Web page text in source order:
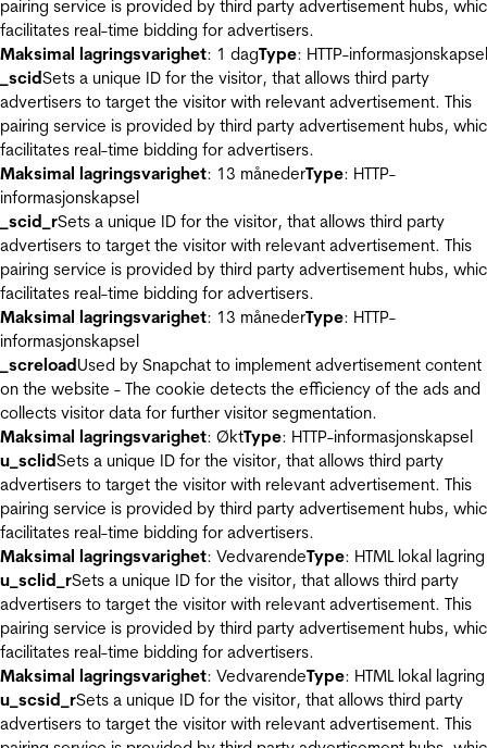
pairing service is provided by third party advertisement hubs,
facilitates real-time bidding for advertisers.
Maksimal lagringsvarighet: 1 dagType: HTTP-informasjonskapsel
_scidSets a unique ID for the visitor, that allows third party
advertisers to target the visitor with relevant advertisement. This
pairing service is provided by third party advertisement hubs,
facilitates real-time bidding for advertisers.
Maksimal lagringsvarighet: 13 månederType: HTTP-
informasjonskapsel
_scid_rSets a unique ID for the visitor, that allows third party
advertisers to target the visitor with relevant advertisement. This
pairing service is provided by third party advertisement hubs,
facilitates real-time bidding for advertisers.
Maksimal lagringsvarighet: 13 månederType: HTTP-
informasjonskapsel
_screloadUsed by Snapchat to implement advertisement content
on the website - The cookie detects the efficiency of the ads and
collects visitor data for further visitor segmentation.
Maksimal lagringsvarighet: ØktType: HTTP-informasjonskapsel
u_sclidSets a unique ID for the visitor, that allows third party
advertisers to target the visitor with relevant advertisement. This
pairing service is provided by third party advertisement hubs,
facilitates real-time bidding for advertisers.
Maksimal lagringsvarighet: VedvarendeType: HTML lokal lagring
u_sclid_rSets a unique ID for the visitor, that allows third party
advertisers to target the visitor with relevant advertisement. This
pairing service is provided by third party advertisement hubs,
facilitates real-time bidding for advertisers.
Maksimal lagringsvarighet: VedvarendeType: HTML lokal lagring
u_scsid_rSets a unique ID for the visitor, that allows third party
advertisers to target the visitor with relevant advertisement. This